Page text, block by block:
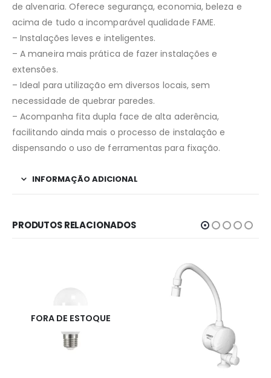
de alvenaria. Oferece segurança, economia, beleza e
acima de tudo a incomparável qualidade FAME.
– Instalações leves e inteligentes.
– A maneira mais prática de fazer instalações e
extensões.
– Ideal para utilização em diversos locais, sem
necessidade de quebrar paredes.
– Acompanha fita dupla face de alta aderência,
facilitando ainda mais o processo de instalação e
dispensando o uso de ferramentas para fixação.
INFORMAÇÃO ADICIONAL
PRODUTOS RELACIONADOS
FORA DE ESTOQUE